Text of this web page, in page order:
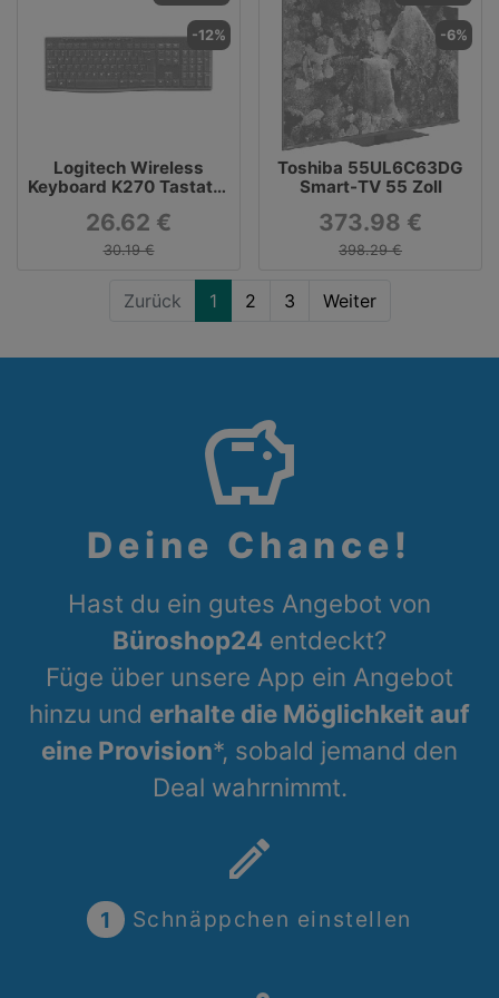
-12%
Logitech Wireless
Keyboard K270 Tastatur
26.62 €
30.19 €
-6%
Toshiba 55UL6C63DG
Smart-TV 55 Zoll
373.98 €
398.29 €
Zurück 1 2 3 Weiter
savings
Deine Chance!
Hast du ein gutes Angebot von
Büroshop24 entdeckt?
Füge über unsere App ein Angebot
hinzu und erhalte die Möglichkeit auf
eine Provision*, sobald jemand den
Deal wahrnimmt.
create
1 Schnäppchen einstellen